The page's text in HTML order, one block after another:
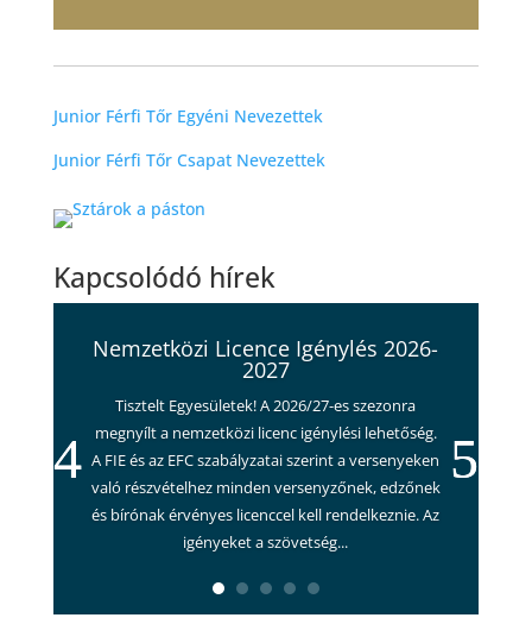
Junior Férfi Tőr Egyéni Nevezettek
Junior Férfi Tőr Csapat Nevezettek
Kapcsolódó hírek
Nemzetközi Licence Igénylés 2026-
2027
Tisztelt Egyesületek! A 2026/27-es szezonra
megnyílt a nemzetközi licenc igénylési lehetőség.
A FIE és az EFC szabályzatai szerint a versenyeken
való részvételhez minden versenyzőnek, edzőnek
és bírónak érvényes licenccel kell rendelkeznie. Az
igényeket a szövetség...